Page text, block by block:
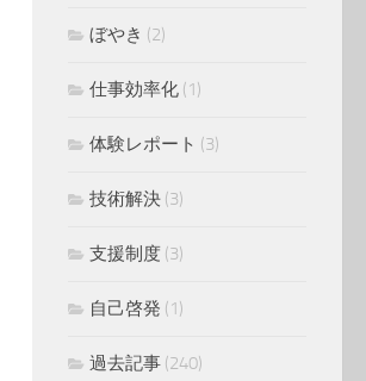
ぼやき (2)
仕事効率化 (1)
体験レポート (3)
技術解決 (3)
支援制度 (3)
自己啓発 (1)
過去記事 (240)